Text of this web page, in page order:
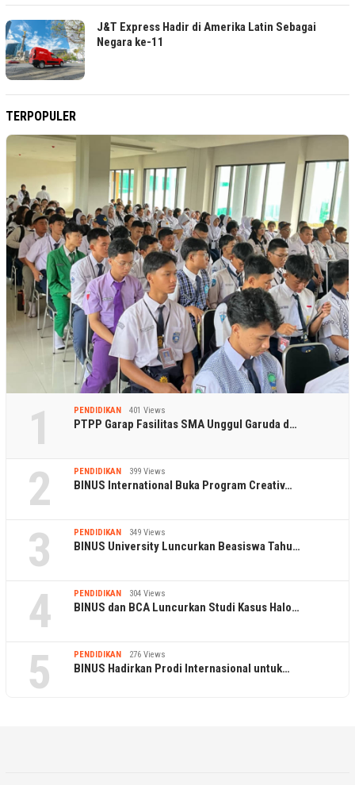
J&T Express Hadir di Amerika Latin Sebagai
Negara ke-11
TERPOPULER
1 PENDIDIKAN 401 Views
PTPP Garap Fasilitas SMA Unggul Garuda d…
2 PENDIDIKAN 399 Views
BINUS International Buka Program Creativ…
3 PENDIDIKAN 349 Views
BINUS University Luncurkan Beasiswa Tahu…
4 PENDIDIKAN 304 Views
BINUS dan BCA Luncurkan Studi Kasus Halo…
5 PENDIDIKAN 276 Views
BINUS Hadirkan Prodi Internasional untuk…